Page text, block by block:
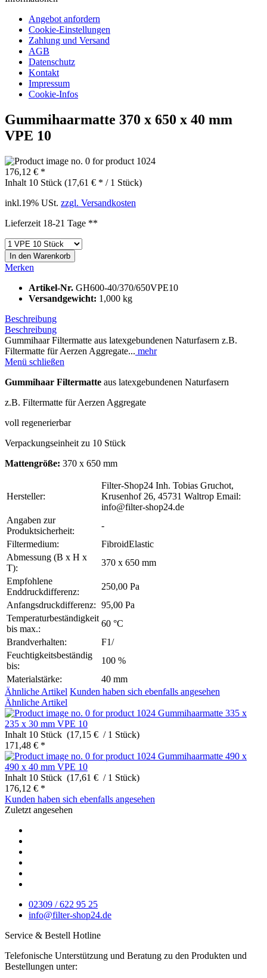
Angebot anfordern
Cookie-Einstellungen
Zahlung und Versand
AGB
Datenschutz
Kontakt
Impressum
Cookie-Infos
Gummihaarmatte 370 x 650 x 40 mm
VPE 10
176,12 € *
Inhalt 10 Stück (17,61 € * / 1 Stück)
inkl.19% USt. zzgl. Versandkosten
Lieferzeit 18-21 Tage **
In den Warenkorb
Merken
Artikel-Nr. GH600-40/370/650VPE10
Versandgewicht: 1,000 kg
Beschreibung
Beschreibung
Gummihaar Filtermatte aus latexgebundenen Naturfasern z.B.
Filtermatte für Aerzen Aggregate... mehr
Menü schließen
Gummihaar Filtermatte aus latexgebundenen Naturfasern
z.B. Filtermatte für Aerzen Aggregate
voll regenerierbar
Verpackungseinheit zu 10 Stück
Mattengröße: 370 x 650 mm
Hersteller:
Filter-Shop24 Inh. Tobias Gruchot,
Krusenhof 26, 45731 Waltrop Email:
info@filter-shop24.de
Angaben zur
Produktsicherheit:
-
Filtermedium:
FibroidElastic
Abmessung (B x H x
T):
370 x 650 mm
Empfohlene
Enddruckdifferenz:
250,00 Pa
Anfangsdruckdifferenz: 95,00 Pa
Temperaturbeständigkeit
bis max.:
60 °C
Brandverhalten:
F1/
Feuchtigkeitsbeständig
bis:
100 %
Materialstärke:
40 mm
Ähnliche Artikel Kunden haben sich ebenfalls angesehen
Ähnliche Artikel
Gummihaarmatte 335 x
235 x 30 mm VPE 10
Inhalt 10 Stück (17,15 € / 1 Stück)
171,48 € *
Gummihaarmatte 490 x
490 x 40 mm VPE 10
Inhalt 10 Stück (17,61 € / 1 Stück)
176,12 € *
Kunden haben sich ebenfalls angesehen
Zuletzt angesehen
02309 / 622 95 25
info@filter-shop24.de
Service & Bestell Hotline
Telefonische Unterstützung und Beratung zu den Produkten und
Bestellungen unter: